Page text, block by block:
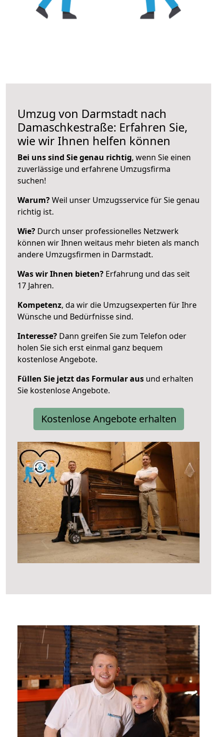
Umzug von Darmstadt nach
Damaschkestraße: Erfahren Sie,
wie wir Ihnen helfen können
Bei uns sind Sie genau richtig, wenn Sie einen
zuverlässige und erfahrene Umzugsfirma
suchen!
Warum?Weil unser Umzugsservice für Sie genau
richtig ist.
Wie? Durch unser professionelles Netzwerk
können wir Ihnen weitaus mehr bieten als manch
andere Umzugsfirmen in Darmstadt.
Was wir Ihnen bieten? Erfahrung und das seit
17 Jahren.
Kompetenz, da wir die Umzugsexperten für Ihre
Wünsche und Bedürfnisse sind.
Interesse? Dann greifen Sie zum Telefon oder
holen Sie sich erst einmal ganz bequem
kostenlose Angebote.
Füllen Sie jetzt das Formular aus und erhalten
Sie kostenlose Angebote.
Kostenlose Angebote erhalten